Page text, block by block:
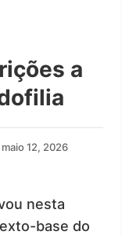
a
maio 12, 2026
nesta
base do